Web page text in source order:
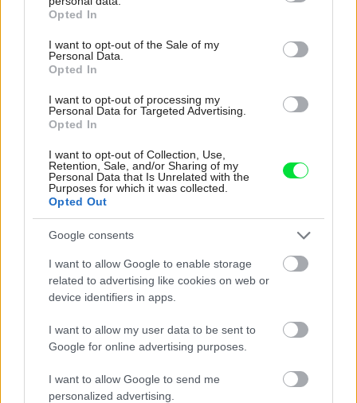
grant or deny consent to Google and its third-party tags to
use your data for below specified purposes in below Google
consent section.
Opted In
I want to opt-out of the Sale of my
Personal Data.
Opted In
I want to opt-out of processing my
Personal Data for Targeted Advertising.
Opted In
I want to opt-out of Collection, Use,
Retention, Sale, and/or Sharing of my
Personal Data that Is Unrelated with the
Purposes for which it was collected.
Opted Out
Google consents
I want to allow Google to enable storage
related to advertising like cookies on web or
device identifiers in apps.
I want to allow my user data to be sent to
Google for online advertising purposes.
I want to allow Google to send me
personalized advertising.
My napríklad labky utierame hneď pri dverách a doma pred dvere
Re: Takto sa rieši málo úložného miesta. V tomto byte
stačil jeden prvok | Môjdom.sk
Dizajn je to nádherný, tá brezová preglejka a čisté línie vyzerajú super.
Ale vždy, keď…
vyjsť draho. Ako ho ochrániť pred hnitím a škodcami?
clovek by cakal ze vysusene drahe drevo bolo predtym naparovane aby
sa zbavilo zarodkov skodcov...
Najnovšie časopisy